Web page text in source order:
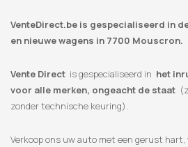
VenteDirect.be is gespecialiseerd in
en nieuwe wagens in 7700 Mouscron.
Vente Direct is gespecialiseerd in het
voor alle merken, ongeacht de staat
zonder technische keuring).
Verkoop ons uw auto met een gerust hart,